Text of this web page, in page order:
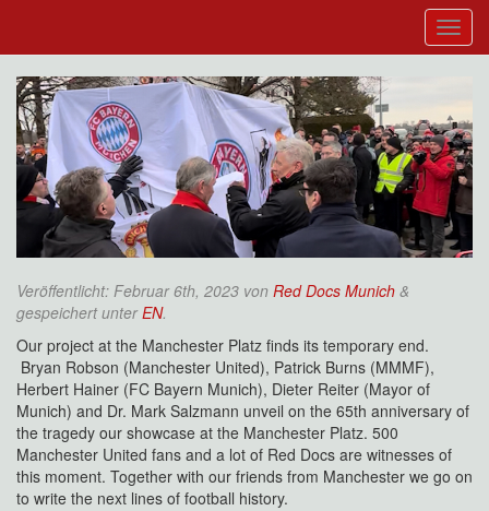
Veröffentlicht: Februar 6th, 2023 von Red Docs Munich &
gespeichert unterEN.
Our project at the Manchester Platz finds its temporary end.
Bryan Robson (Manchester United), Patrick Burns (MMMF),
Herbert Hainer (FC Bayern Munich), Dieter Reiter (Mayor of
Munich) and Dr. Mark Salzmann unveil on the 65th anniversary of
the tragedy our showcase at the Manchester Platz. 500
Manchester United fans and a lot of Red Docs are witnesses of
this moment. Together with our friends from Manchester we go on
to write the next lines of football history.